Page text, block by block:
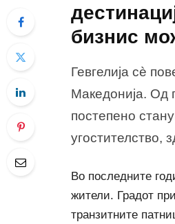
бизнис
Гевгелија сè
Македонија. Од
постепено
угостителство,
Во последните
жители. Градот
транзитните